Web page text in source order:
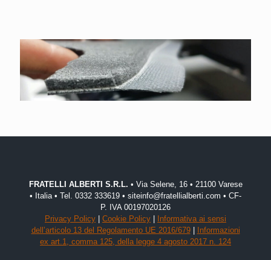
FRATELLI ALBERTI S.R.L. • Via Selene, 16 • 21100 Varese
• Italia • Tel. 0332 333619 • siteinfo@fratellialberti.com • CF-
P. IVA 00197020126
Privacy Policy
Cookie Policy
Informativa ai sensi
dell’articolo 13 del Regolamento UE 2016/679|
Informazioni
ex art.1, comma 125, della legge 4 agosto 2017 n. 124